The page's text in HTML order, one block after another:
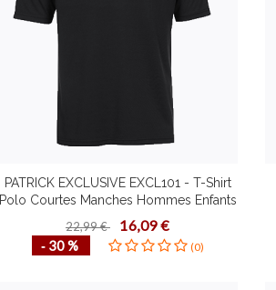
PATRICK EXCLUSIVE EXCL101 - T-Shirt
Polo Courtes Manches Hommes Enfants
Plusieurs Couleurs Tailles Séchage
Rapide Design Contemporain
22,99 € 16,09 €
‐ 30 % (0)